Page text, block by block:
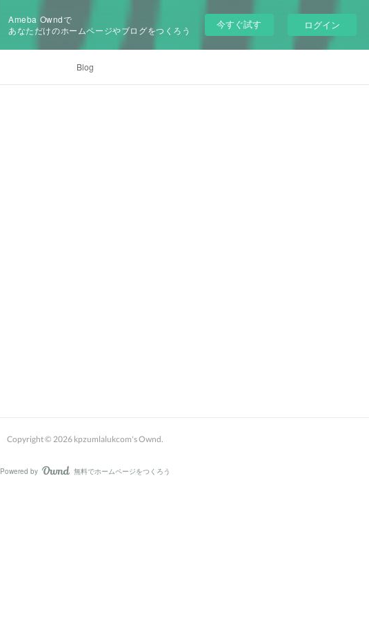
Ameba Owndで
あなただけのホームページやブログをつくろう
今すぐ試す ログイン
Blog
Copyright © 2026 kpzumlalukcom's Ownd.
Powered by AmebaOwnd
無料でホームページをつくろう